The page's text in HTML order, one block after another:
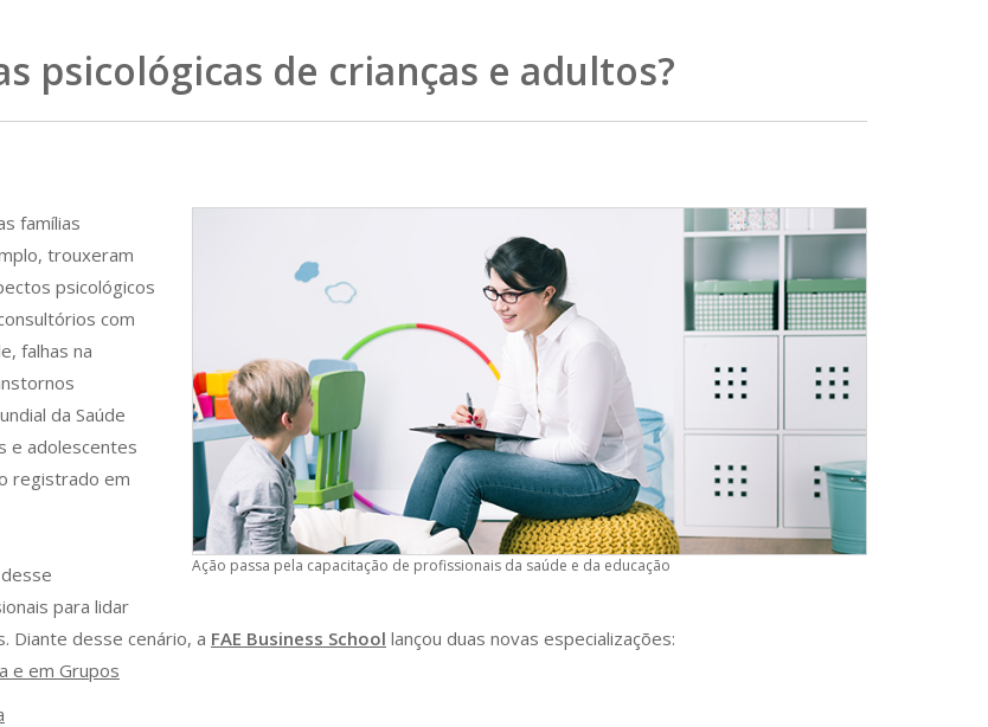
psicológicas de crianças e adultos?
Ação passa pela capacitação de profissionais da saúde e da educação
famílias
trouxeram
psicológicos
com
falhas na
da Saúde
e adolescentes
registrado em
para lidar
Diante desse cenário, a FAE Business School lançou duas novas especializações:
e em Grupos